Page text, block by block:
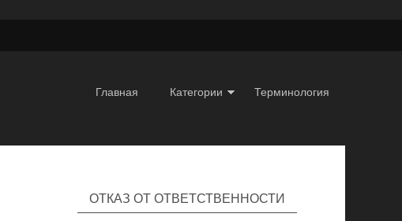
Главная Категории Терминология
ОТКАЗ ОТ ОТВЕТСТВЕННОСТИ